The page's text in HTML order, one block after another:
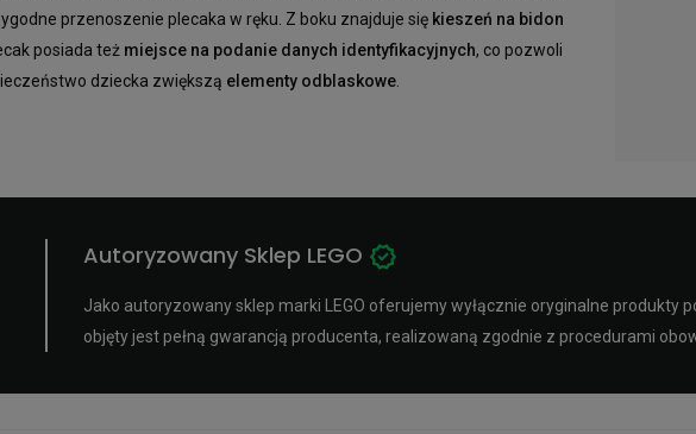
przenoszenie plecaka w ręku. Z boku znajduje się kieszeń na bidon
posiada też miejsce na podanie danych identyfikacyjnych, co pozwoli
dziecka zwiększą elementy odblaskowe.
Autoryzowany Sklep LEGO
Jako autoryzowany sklep marki LEGO oferujemy wyłącznie oryginalne produkty
objęty jest pełną gwarancją producenta, realizowaną zgodnie z procedurami